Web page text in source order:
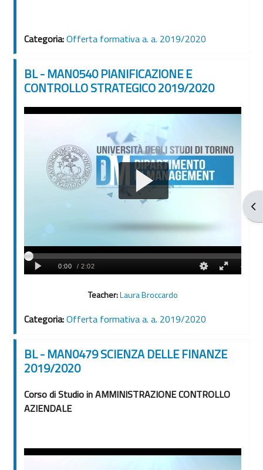
Categoria:Offerta formativa a. a. 2019/2020
BL - MAN0540 PIANIFICAZIONE E
CONTROLLO STRATEGICO 2019/2020
Teacher:Laura Broccardo
Categoria:Offerta formativa a. a. 2019/2020
BL - MAN0479 SCIENZA DELLE FINANZE
2019/2020
Corso di Studio in AMMINISTRAZIONE CONTROLLO
AZIENDALE